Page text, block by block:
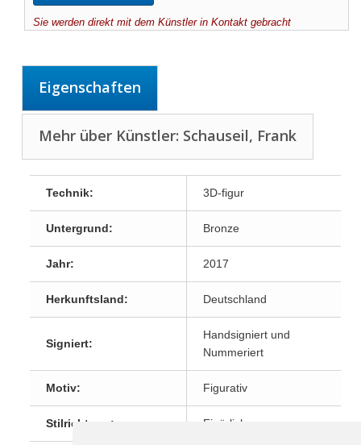
Sie werden direkt mit dem Künstler in Kontakt gebracht
Eigenschaften
Mehr über Künstler: Schauseil, Frank
Technik: 3D-figur
Untergrund: Bronze
Jahr: 2017
Herkunftsland: Deutschland
Signiert:
Handsigniert und
Nummeriert
Motiv: Figurativ
Stilrichtung: Figürlich